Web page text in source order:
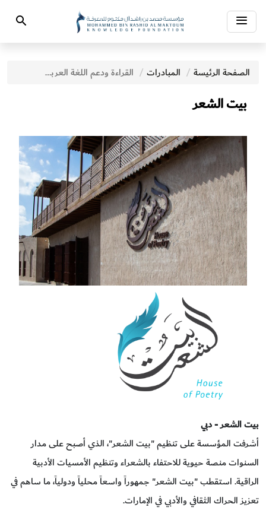
Toggle
navigation
Search
الصفحة الرئيسة المبادرات‎ القراءة ودعم اللغة العربية
بيت الشعر
بيت الشعر - دبي
أشرفت المؤسسة على تنظيم "بيت الشعر"، الذي أصبح على مدار
السنوات منصة حيوية للاحتفاء بالشعراء وتنظيم الأمسيات الأدبية
الراقية. استقطب "بيت الشعر" جمهوراً واسعاً محلياً ودولياً، ما ساهم في
تعزيز الحراك الثقافي والأدبي في الإمارات.